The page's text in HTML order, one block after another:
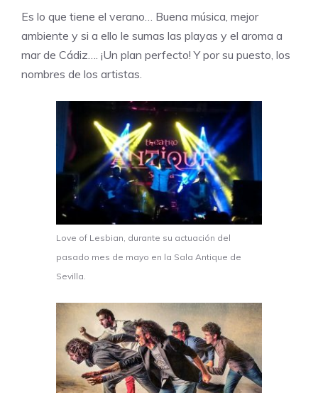
Es lo que tiene el verano… Buena música, mejor
ambiente y si a ello le sumas las playas y el aroma a
mar de Cádiz…. ¡Un plan perfecto! Y por su puesto, los
nombres de los artistas.
Love of Lesbian, durante su actuación del
pasado mes de mayo en la Sala Antique de
Sevilla.